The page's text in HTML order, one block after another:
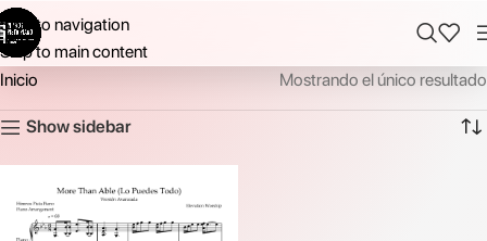
Skip to navigation
Skip to main content
Inicio
Mostrando el único resultado
Show sidebar